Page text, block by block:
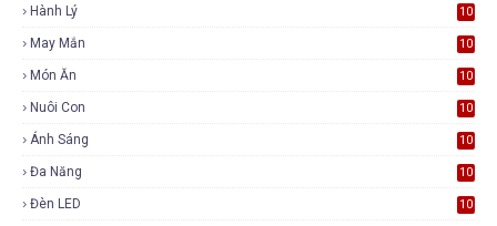
Hành Lý 10
May Mắn 10
Món Ăn 10
Nuôi Con 10
Ánh Sáng 10
Đa Năng 10
Đèn LED 10